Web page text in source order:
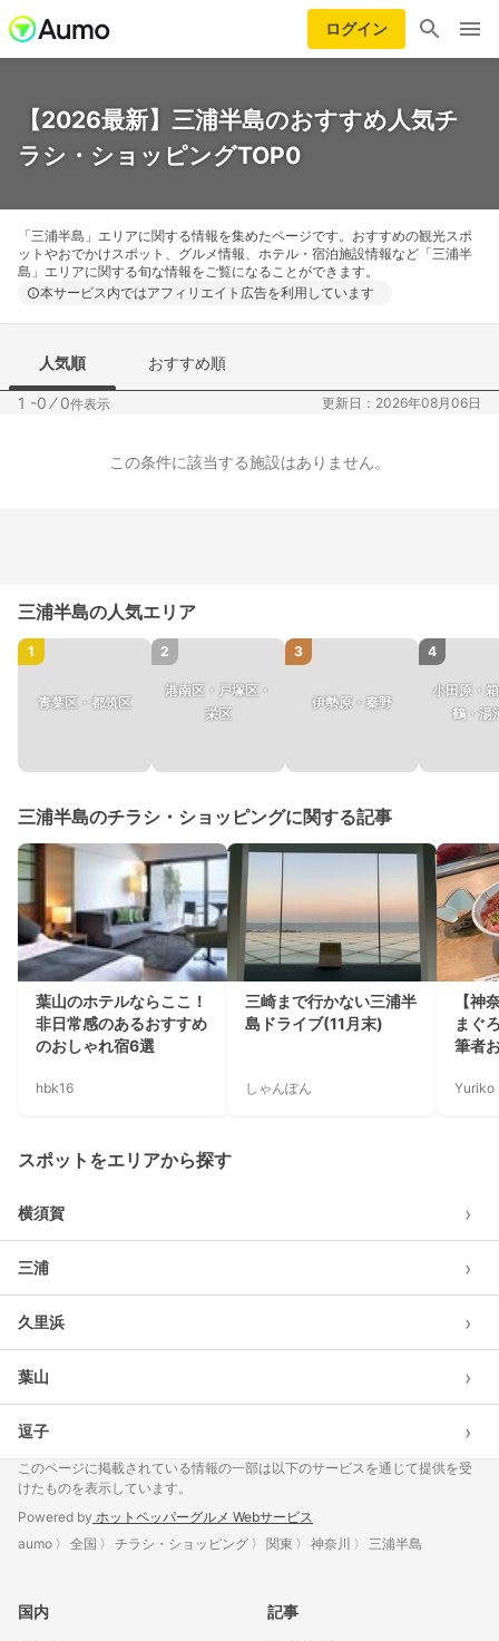
ログイン
【2026最新】三浦半島のおすすめ人気チ
ラシ・ショッピングTOP0
「三浦半島」エリアに関する情報を集めたページです。おすすめの観光スポ
ットやおでかけスポット、グルメ情報、ホテル・宿泊施設情報など「三浦半
島」エリアに関する旬な情報をご覧になることができます。
本サービス内ではアフィリエイト広告を利用しています
人気順 おすすめ順
1 -0 ⁄0件表示 更新日：2026年08月06日
この条件に該当する施設はありません。
三浦半島の人気エリア
1
青葉区・都筑区
2
港南区・戸塚区・
栄区
3
伊勢原・秦野
4
小田原・
鶴・湯
三浦半島のチラシ・ショッピングに関する記事
葉山のホテルならここ！
非日常感のあるおすすめ
のおしゃれ宿6選
hbk16
三崎まで行かない三浦半
島ドライブ(11月末)
しゃんぽん
【神
まぐ
筆者
Yuriko
スポットをエリアから探す
横須賀 ›
三浦 ›
久里浜 ›
葉山 ›
逗子 ›
このページに掲載されている情報の一部は以下のサービスを通じて提供を受
けたものを表示しています。
Powered by ホットペッパーグルメ Webサービス
aumo
全国 チラシ・ショッピング 関東 神奈川 三浦半島
国内 記事